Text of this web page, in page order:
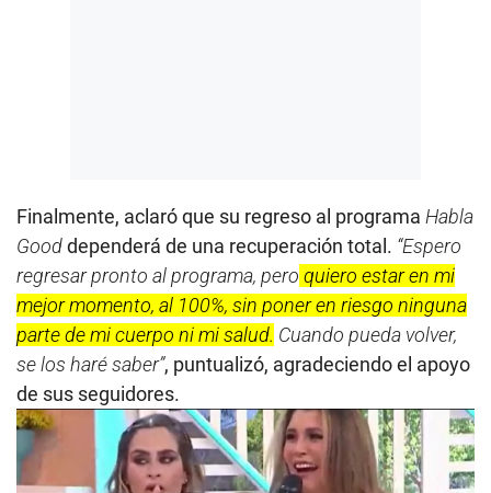
Finalmente, aclaró que su regreso al programa Habla
Gooddependerá de una recuperación total. “Espero
regresar pronto al programa, pero quiero estar en mi
mejor momento, al 100%, sin poner en riesgo ninguna
parte de mi cuerpo ni mi salud. Cuando pueda volver,
se los haré saber”, puntualizó, agradeciendo el apoyo
de sus seguidores.